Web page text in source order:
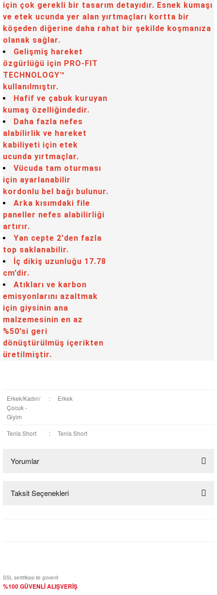
için çok gerekli bir tasarım detayıdır. Esnek kumaşı
ve etek ucunda yer alan yırtmaçları kortta bir
köşeden diğerine daha rahat bir şekilde koşmanıza
olanak sağlar.
Gelişmiş hareket
özgürlüğü için PRO-FIT
TECHNOLOGY™
kullanılmıştır.
Hafif ve çabuk kuruyan
kumaş özelliğindedir.
Daha fazla nefes
alabilirlik ve hareket
kabiliyeti için etek
ucunda yırtmaçlar.
Vücuda tam oturması
için ayarlanabilir
kordonlu bel bağı bulunur.
Arka kısımdaki file
paneller nefes alabilirliği
artırır.
Yan cepte 2'den fazla
top saklanabilir.
İç dikiş uzunluğu 17.78
cm’dir.
Atıkları ve karbon
emisyonlarını azaltmak
için giysinin ana
malzemesinin en az
%50'si geri
dönüştürülmüş içerikten
üretilmiştir.
Erkek/Kadın/
Çocuk -
Giyim
: Erkek
Tenis Short : Tenis Short
Yorumlar
Bu ürüne ilk yorumu siz yapın!
Taksit Seçenekleri
SSL sertifikası ile güvenli
%100 GÜVENLİ ALIŞVERİŞ